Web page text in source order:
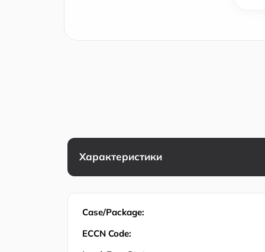
Характеристики
Case/Package:
ECCN Code: